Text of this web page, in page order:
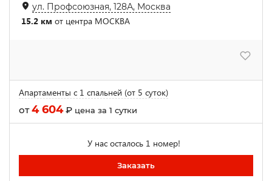
ул. Профсоюзная, 128А, Москва
15.2 км от центра МОСКВА
Апартаменты с 1 спальней (от 5 суток)
от4 604₽ цена за 1 сутки
У нас осталось 1 номер!
Заказать